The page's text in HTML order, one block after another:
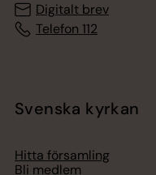
Digitalt brev
Telefon 112
Svenska kyrkan
Hitta församling
Bli medlem